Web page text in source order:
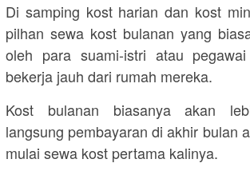
Di samping kost harian dan kost
pilhan sewa kost bulanan yang
oleh para suami-istri atau
bekerja jauh dari rumah mereka.
Kost bulanan biasanya akan
langsung pembayaran di akhir bulan
mulai sewa kost pertama kalinya.